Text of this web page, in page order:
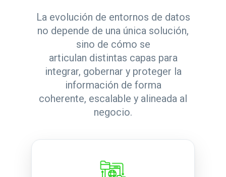
La evolución de entornos de datos
no depende de una única solución,
sino de cómo se
articulan distintas capas para
integrar, gobernar y proteger la
información de forma
coherente, escalable y alineada al
negocio.